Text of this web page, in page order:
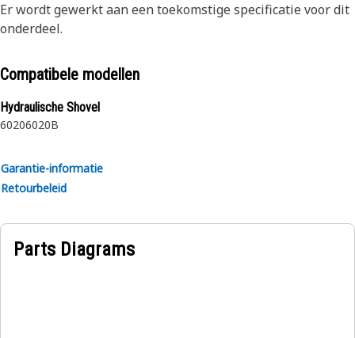
Er wordt gewerkt aan een toekomstige specificatie voor dit
onderdeel.
Compatibele modellen
Hydraulische Shovel
60206020B
Garantie-informatie
Retourbeleid
Parts Diagrams